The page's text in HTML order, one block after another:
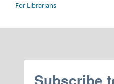
For Librarians